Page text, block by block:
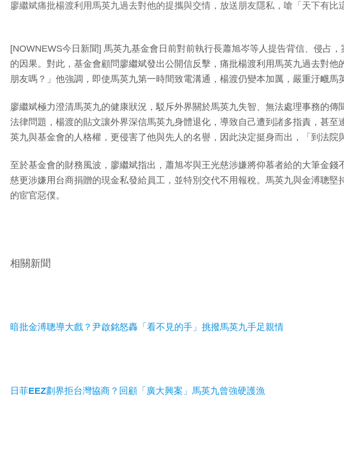
廖繼斌痛批楊渡利用馬英九過去對他的提攜與交情，放送朋友隱私，嗆「天下有比
[NOWNEWS今日新聞] 馬英九基金會日前對前執行長蕭旭岑等人提告背信、侵占
的因果。對此，基金會顧問廖繼斌發出公開信反擊，痛批楊渡利用馬英九過去對
朋友嗎？」他強調，即使馬英九第一時間致電溝通，楊渡仍變本加厲，嚴重汙衊馬
廖繼斌極力澄清馬英九的健康狀況，駁斥外界關於馬英九失智、無法處理事務的
法律問題，楊渡的貼文讓外界深信馬英九身體退化，導致自己遭到諸多指責，甚
英九與基金會的人格權，更侵害了他與先人的名譽，因此決定挺身而出，「到法院
至於基金會的財務風波，廖繼斌指出，蕭旭岑與王光慈涉嫌將仰慕者給的大筆金
慈更涉嫌用台商捐贈的現金私發給員工，並特別交代不用報稅。馬英九與金溥聰
的宦官惡僕。
相關新聞
暗批金溥聰導大戲？尹啟銘怒轟「看不見的手」挑撥馬英九手足親情
日菲EEZ劃界拒台灣協商？回顧「廣大興案」馬英九曾強硬護漁